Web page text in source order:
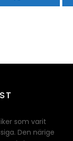
som varit
Den närige